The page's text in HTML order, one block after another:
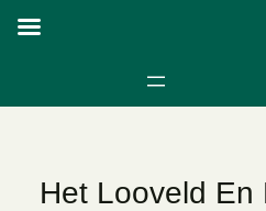
Het Looveld